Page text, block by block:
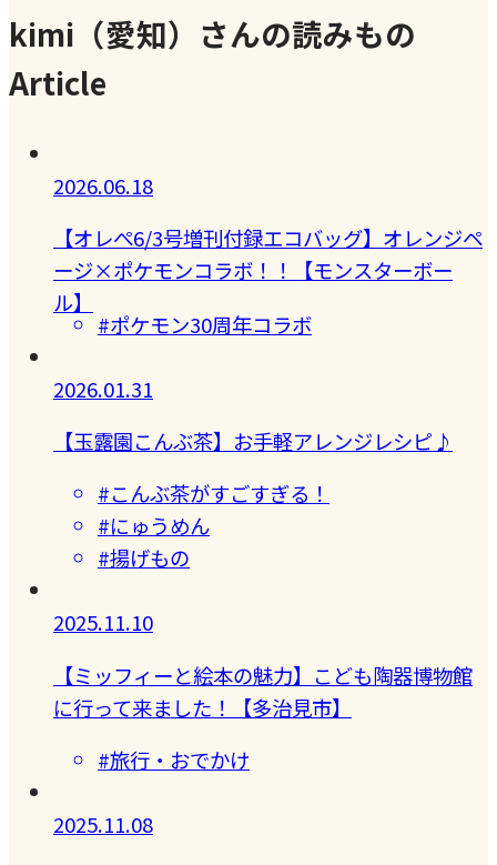
kimi（愛知）さんの読みもの
Article
2026.06.18
【オレぺ6/3号増刊付録エコバッグ】オレンジペ
ージ×ポケモンコラボ！！【モンスターボー
ル】
#ポケモン30周年コラボ
2026.01.31
【玉露園こんぶ茶】お手軽アレンジレシピ♪
#こんぶ茶がすごすぎる！
#にゅうめん
#揚げもの
2025.11.10
【ミッフィーと絵本の魅力】こども陶器博物館
に行って来ました！【多治見市】
#旅行・おでかけ
2025.11.08